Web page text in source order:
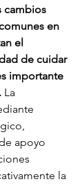
cambios
en
el
de cuidar
importante
La
apoyo
la